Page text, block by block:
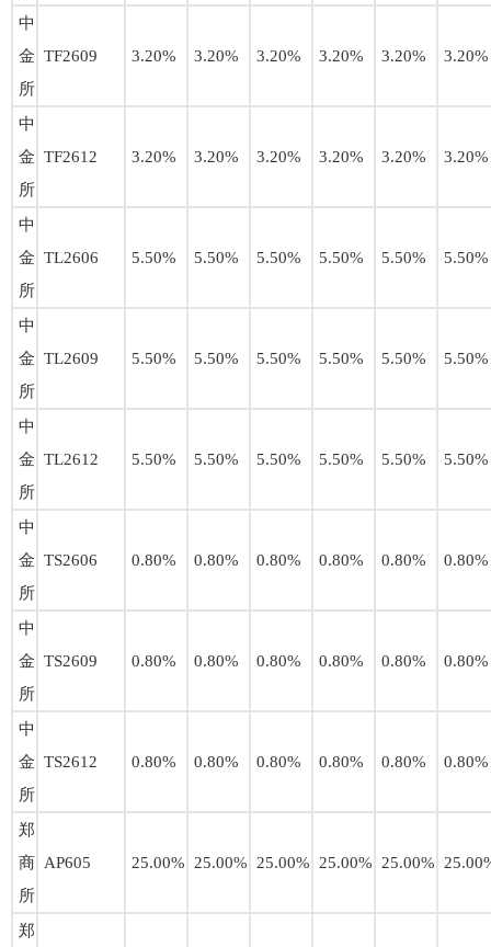
中
金
所
TF2609 3.20% 3.20% 3.20% 3.20% 3.20% 3.20%
中
金
所
TF2612 3.20% 3.20% 3.20% 3.20% 3.20% 3.20%
中
金
所
TL2606 5.50% 5.50% 5.50% 5.50% 5.50% 5.50%
中
金
所
TL2609 5.50% 5.50% 5.50% 5.50% 5.50% 5.50%
中
金
所
TL2612 5.50% 5.50% 5.50% 5.50% 5.50% 5.50%
中
金
所
TS2606 0.80% 0.80% 0.80% 0.80% 0.80% 0.80%
中
金
所
TS2609 0.80% 0.80% 0.80% 0.80% 0.80% 0.80%
中
金
所
TS2612 0.80% 0.80% 0.80% 0.80% 0.80% 0.80%
郑
商
所
AP605 25.00% 25.00% 25.00% 25.00% 25.00%
郑